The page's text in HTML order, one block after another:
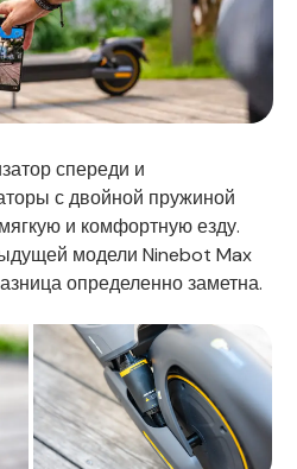
спереди и
с двойной пружиной
и комфортную езду.
модели Ninebot Max
определенно заметна.